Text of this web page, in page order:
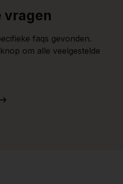
vragen
faqs gevonden.
om alle veelgestelde